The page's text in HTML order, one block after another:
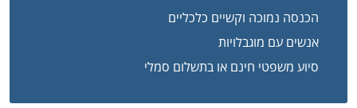
הכנסה נמוכה וקשיים כלכליים
אנשים עם מוגבלויות
סיוע משפטי חינם או בתשלום סמלי